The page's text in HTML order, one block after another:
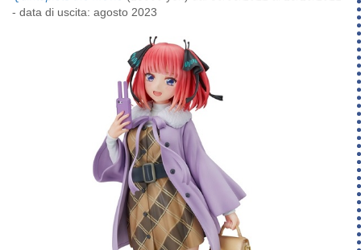
- data di uscita: agosto 2023